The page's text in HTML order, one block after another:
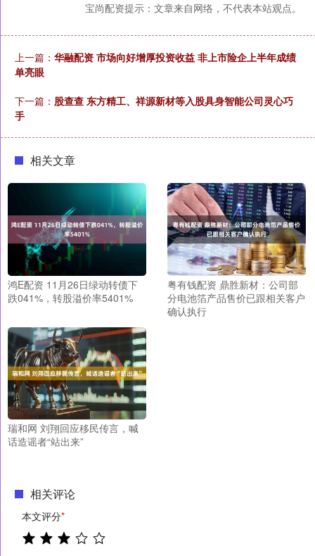
宝尚配资提示：文章来自网络，不代表本站观点。
上一篇： 华融配资 市场向好增厚投资收益 非上市险企上半年成绩
单亮眼
下一篇： 股查查 东方精工、祥源新材等入股具身智能公司灵心巧
手
相关文章
鸿E配资 11月26日绿动转债下
跌041%，转股溢价率5401%
粤有钱配资 鼎胜新材：公司部
分电池箔产品售价已跟相关客户
确认执行
瑞和网 刘翔回应移民传言，喊
话造谣者“站出来”
相关评论
本文评分*